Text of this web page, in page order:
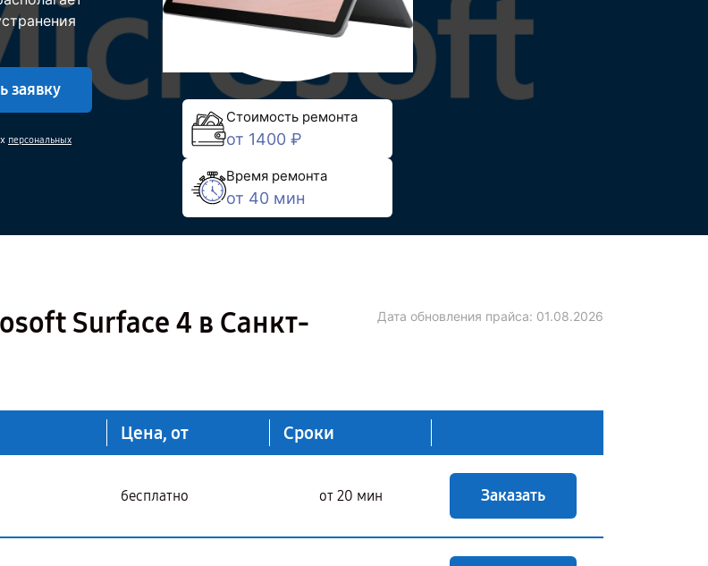
заявку
персональных
Стоимость ремонта
от 1400 ₽
Время ремонта
от 40 мин
Surface 4 в Санкт-
Дата обновления прайса: 01.08.2026
Цена, от Сроки
бесплатно от 20 мин Заказать